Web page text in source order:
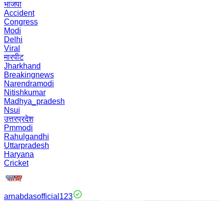
भाजपा
Accident
Congress
Modi
Delhi
Viral
मारपीट
Jharkhand
Breakingnews
Narendramodi
Nitishkumar
Madhya_pradesh
Nsui
उत्तरप्रदेश
Pmmodi
Rahulgandhi
Uttarpradesh
Haryana
Cricket
arnabdasofficial123